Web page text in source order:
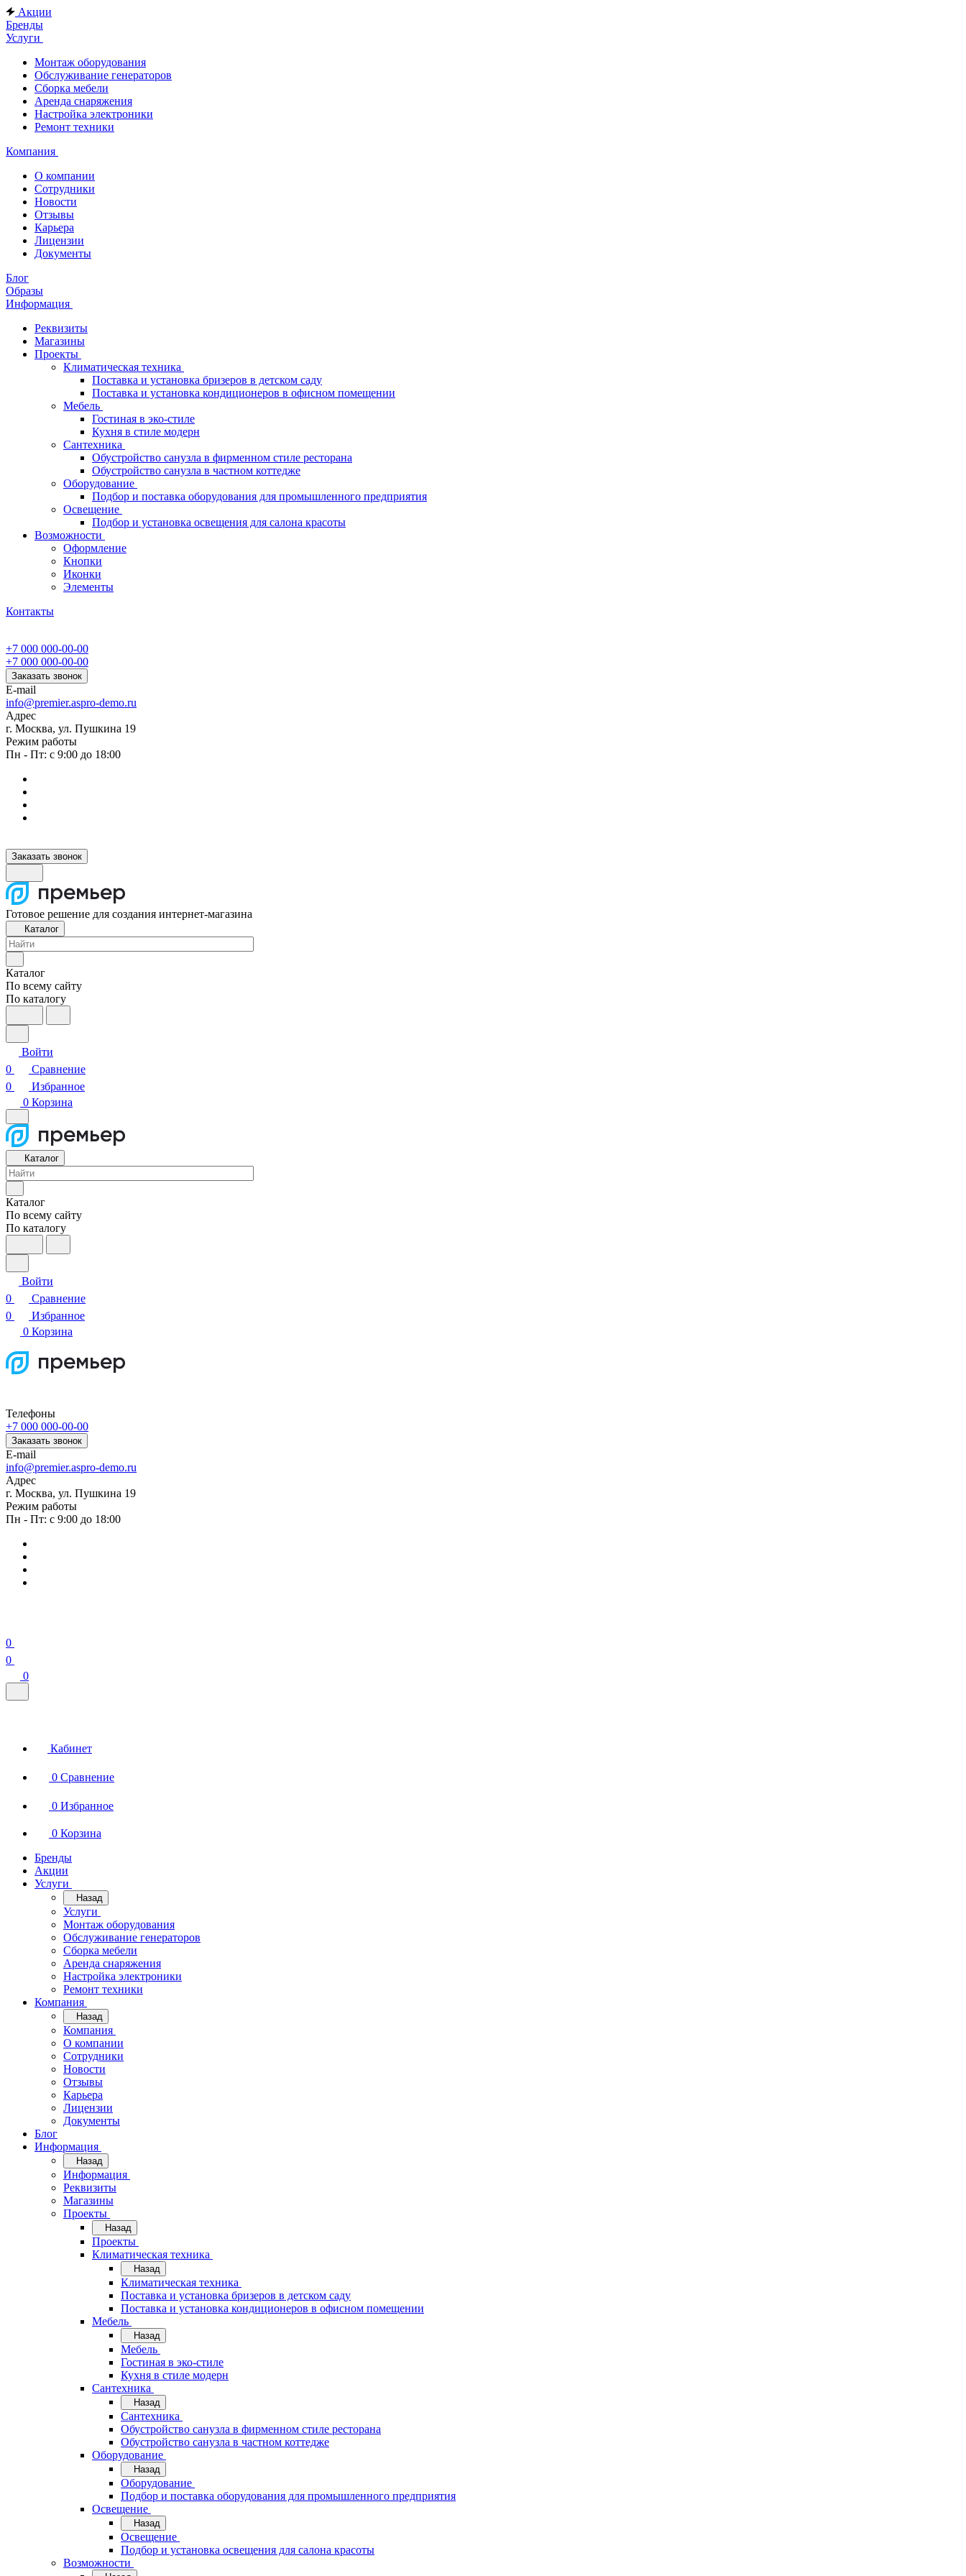
Акции
Бренды
Услуги
Монтаж оборудования
Обслуживание генераторов
Сборка мебели
Аренда снаряжения
Настройка электроники
Ремонт техники
Компания
О компании
Сотрудники
Новости
Отзывы
Карьера
Лицензии
Документы
Блог
Образы
Информация
Реквизиты
Магазины
Проекты
Климатическая техника
Поставка и установка бризеров в детском саду
Поставка и установка кондиционеров в офисном помещении
Мебель
Гостиная в эко-стиле
Кухня в стиле модерн
Сантехника
Обустройство санузла в фирменном стиле ресторана
Обустройство санузла в частном коттедже
Оборудование
Подбор и поставка оборудования для промышленного предприятия
Освещение
Подбор и установка освещения для салона красоты
Возможности
Оформление
Кнопки
Иконки
Элементы
Контакты
+7 000 000-00-00
+7 000 000-00-00
Заказать звонок
E-mail
info@premier.aspro-demo.ru
Адрес
г. Москва, ул. Пушкина 19
Режим работы
Пн - Пт: с 9:00 до 18:00
Заказать звонок
Готовое решение для создания интернет-магазина
Каталог
Каталог
По всему сайту
По каталогу
Войти
0
Сравнение
0
Избранное
0 Корзина
Каталог
Каталог
По всему сайту
По каталогу
Войти
0
Сравнение
0
Избранное
0 Корзина
Телефоны
+7 000 000-00-00
Заказать звонок
E-mail
info@premier.aspro-demo.ru
Адрес
г. Москва, ул. Пушкина 19
Режим работы
Пн - Пт: с 9:00 до 18:00
0
0
0
Кабинет
0 Сравнение
0 Избранное
0 Корзина
Бренды
Акции
Услуги
Назад
Услуги
Монтаж оборудования
Обслуживание генераторов
Сборка мебели
Аренда снаряжения
Настройка электроники
Ремонт техники
Компания
Назад
Компания
О компании
Сотрудники
Новости
Отзывы
Карьера
Лицензии
Документы
Блог
Информация
Назад
Информация
Реквизиты
Магазины
Проекты
Назад
Проекты
Климатическая техника
Назад
Климатическая техника
Поставка и установка бризеров в детском саду
Поставка и установка кондиционеров в офисном помещении
Мебель
Назад
Мебель
Гостиная в эко-стиле
Кухня в стиле модерн
Сантехника
Назад
Сантехника
Обустройство санузла в фирменном стиле ресторана
Обустройство санузла в частном коттедже
Оборудование
Назад
Оборудование
Подбор и поставка оборудования для промышленного предприятия
Освещение
Назад
Освещение
Подбор и установка освещения для салона красоты
Возможности